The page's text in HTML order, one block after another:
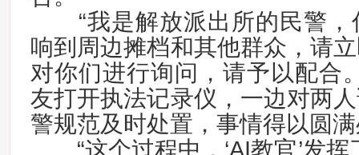
“我是解放派出所的民警，
响到周边摊档和其他群众，请
对你们进行询问，请予以配合
友打开执法记录仪，一边对两
警规范及时处置，事情得以圆
“这个过程中，‘AI教官’发挥